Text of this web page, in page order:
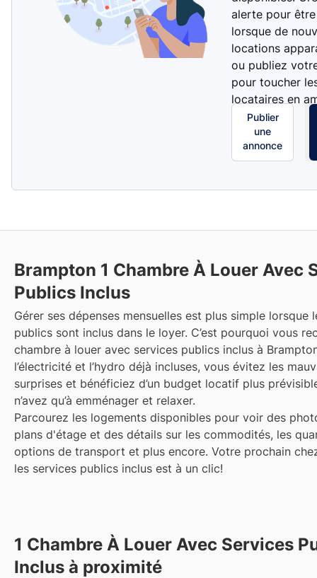
alerte pour
lorsque de
locations
ou publiez
pour toucher
locataires en
Publier
une
annonce
Brampton 1 Chambre À Louer Avec
Publics Inclus
Gérer ses dépenses mensuelles est plus simple lorsque
publics sont inclus dans le loyer. C’est pourquoi vous
chambre à louer avec services publics inclus à
l’électricité et l’hydro déjà incluses, vous évitez les
surprises et bénéficiez d’un budget locatif plus
n’avez qu’à emménager et relaxer.
Parcourez les logements disponibles pour voir des
plans d'étage et des détails sur les commodités, les
options de transport et plus encore. Votre prochain
les services publics inclus est à un clic!
1 Chambre À Louer Avec Services
Inclus à proximité